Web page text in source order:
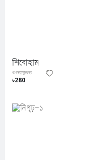
শিবোহাম
শুভঙ্করশুভ
৳280